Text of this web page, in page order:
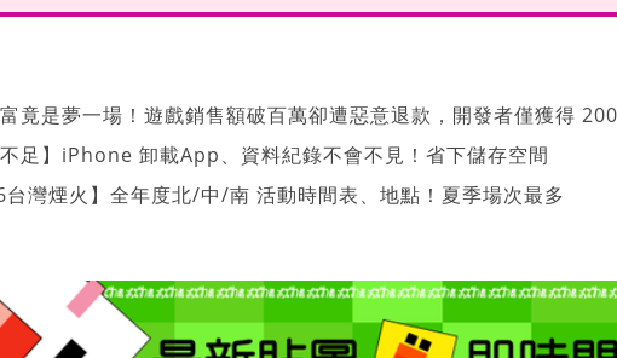
竟是夢一場！遊戲銷售額破百萬卻遭惡意退款，開發者僅獲得
不足】iPhone 卸載App、資料紀錄不會不見！省下儲存空間
台灣煙火】全年度北/中/南 活動時間表、地點！夏季場次最多